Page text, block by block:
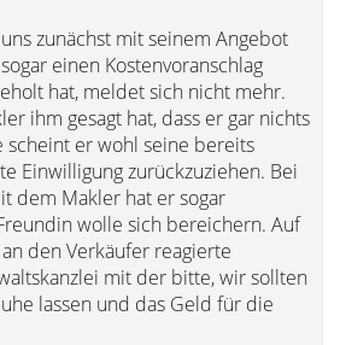
zunächst mit seinem Angebot
einen Kostenvoranschlag
hat, meldet sich nicht mehr.
ihm gesagt hat, dass er gar nichts
scheint er wohl seine bereits
Einwilligung zurückzuziehen. Bei
dem Makler hat er sogar
wolle sich bereichern. Auf
den Verkäufer reagierte
mit der bitte, wir sollten
lassen und das Geld für die